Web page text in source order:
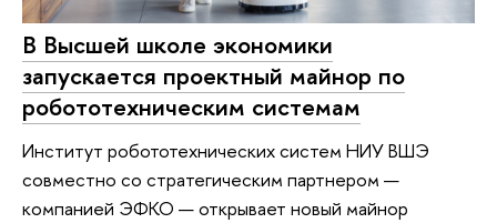
В Выcшей школе экономики
запускается проектный майнор по
робототехническим системам
Институт робототехнических систем НИУ ВШЭ
совместно со стратегическим партнером —
компанией ЭФКО — открывает новый майнор